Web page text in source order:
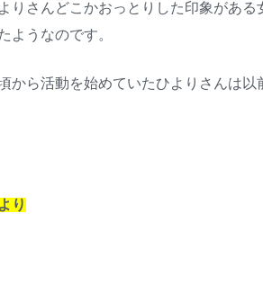
りさんどこかおっとりした印象があ
ようなのです。
から活動を始めていたひよりさんは
り